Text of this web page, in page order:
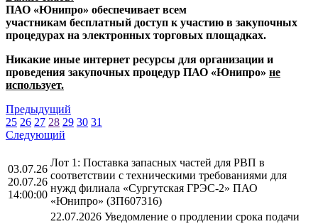
ПАО «Юнипро» обеспечивает всем
участникам бесплатный доступ к участию в закупочных
процедурах на электронных торговых площадках.
Никакие иные интернет ресурсы для организации и
проведения закупочных процедур ПАО «Юнипро» не
использует.
Предыдущий
25 26 27 28 29 30 31
Следующий
03.07.26
20.07.26
14:00:00
Лот 1: Поставка запасных частей для РВП в
соответствии с техническими требованиями для
нужд филиала «Сургутская ГРЭС-2» ПАО
«Юнипро» (ЗП607316)
22.07.2026 Уведомление о продлении срока подачи